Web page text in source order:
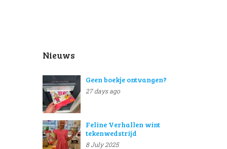
Nieuws
Geen boekje ontvangen?
27 days ago
Feline Verhallen wint
tekenwedstrijd
8 July 2025